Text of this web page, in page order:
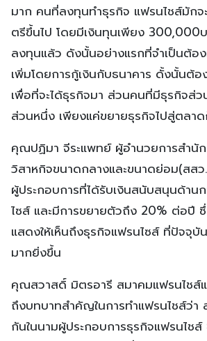
มาก คนที่ลงทุนทำธุรกิจ แฟรนไชส์มัก
ตรีขึ้นไป โดยมีเงินทุนเพียง
ลงทุนแล้ว ดังนั้นอย่างแรกที่จำเป็นต้อ
เพิ่มโดยการกู้เงินกับธนาคาร ดั้งนั้นต้อ
เพื่อที่จะได้ธุรกิจมา ส่วนคนที่มีธุรกิจส่ว
ส่วนหนึ่ง เพียงแค่ขยายธุรกิจไปสู่ตลาด
คุณปฏิมา จีระแพทย์ ผู้อำนวยการสำนัก
วิสาหกิจขนาดกลางและขนาดย่อม(สส
ผู้ประกอบการที่ได้รับเงินสนับสนุนด้าน
ไซส์ และมีการขยายตัวถึง 20% ต่อปี
แสดงให้เห็นถึงธุรกิจแฟรนไซส์ ที่ปัจจุ
มากยิ่งขึ้น
คุณสวาสดิ์ มิตรอารี สมาคมแฟรนไชส์แ
ถึงบทบาทสำคัญในการทำแฟรนไชส์ว่า
กันในนามผู้ประกอบการธุรกิจแฟรนไช